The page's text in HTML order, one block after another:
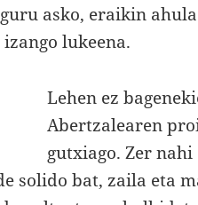
asko, eraikin
lukeena.
Lehen ez
Abertzalearen
gutxiago. Zer nahi
solido bat, zaila eta